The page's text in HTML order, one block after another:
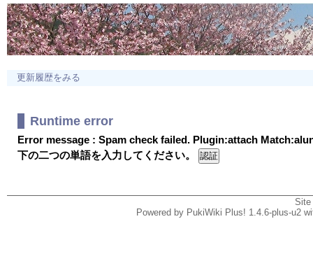
更新履歴をみる
Runtime error
Error message : Spam check failed. Plugin:attach
下の二つの単語を入力してください。
Powered by PukiWiki Plus! 1.4.6-plus-u2